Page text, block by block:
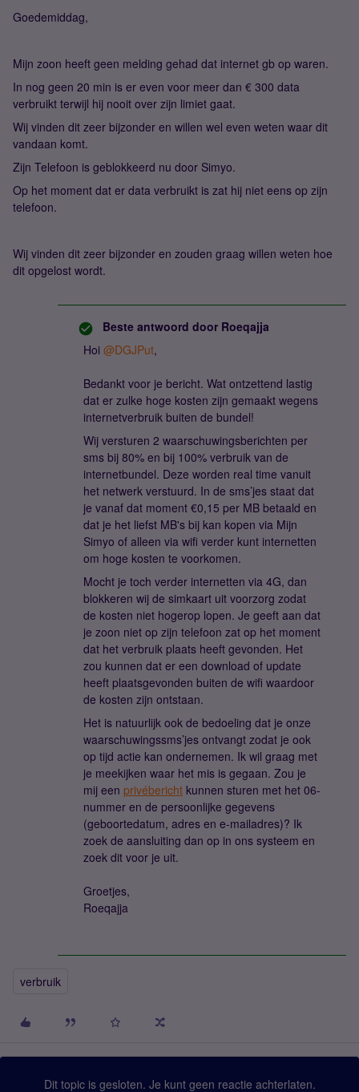
Goedemiddag,
Mijn zoon heeft geen melding gehad dat internet gb op waren.
In nog geen 20 min is er even voor meer dan € 300 data
verbruikt terwijl hij nooit over zijn limiet gaat.
Wij vinden dit zeer bijzonder en willen wel even weten waar dit
vandaan komt.
Zijn Telefoon is geblokkeerd nu door Simyo.
Op het moment dat er data verbruikt is zat hij niet eens op zijn
telefoon.
Wij vinden dit zeer bijzonder en zouden graag willen weten hoe
dit opgelost wordt.
Beste antwoord door Roeqajja
Hoi @DGJPut,
Bedankt voor je bericht. Wat ontzettend lastig
dat er zulke hoge kosten zijn gemaakt wegens
internetverbruik buiten de bundel!
Wij versturen 2 waarschuwingsberichten per
sms bij 80% en bij 100% verbruik van de
internetbundel. Deze worden real time vanuit
het netwerk verstuurd. In de sms’jes staat dat
je vanaf dat moment €0,15 per MB betaald en
dat je het liefst MB's bij kan kopen via Mijn
Simyo of alleen via wifi verder kunt internetten
om hoge kosten te voorkomen.
Mocht je toch verder internetten via 4G, dan
blokkeren wij de simkaart uit voorzorg zodat
de kosten niet hogerop lopen. Je geeft aan dat
je zoon niet op zijn telefoon zat op het moment
dat het verbruik plaats heeft gevonden. Het
zou kunnen dat er een download of update
heeft plaatsgevonden buiten de wifi waardoor
de kosten zijn ontstaan.
Het is natuurlijk ook de bedoeling dat je onze
waarschuwingssms’jes ontvangt zodat je ook
op tijd actie kan ondernemen. Ik wil graag met
je meekijken waar het mis is gegaan. Zou je
mij een privébericht kunnen sturen met het 06-
nummer en de persoonlijke gegevens
(geboortedatum, adres en e-mailadres)? Ik
zoek de aansluiting dan op in ons systeem en
zoek dit voor je uit.
Groetjes,
Roeqajja
verbruik
Dit topic is gesloten. Je kunt geen reactie achterlaten.